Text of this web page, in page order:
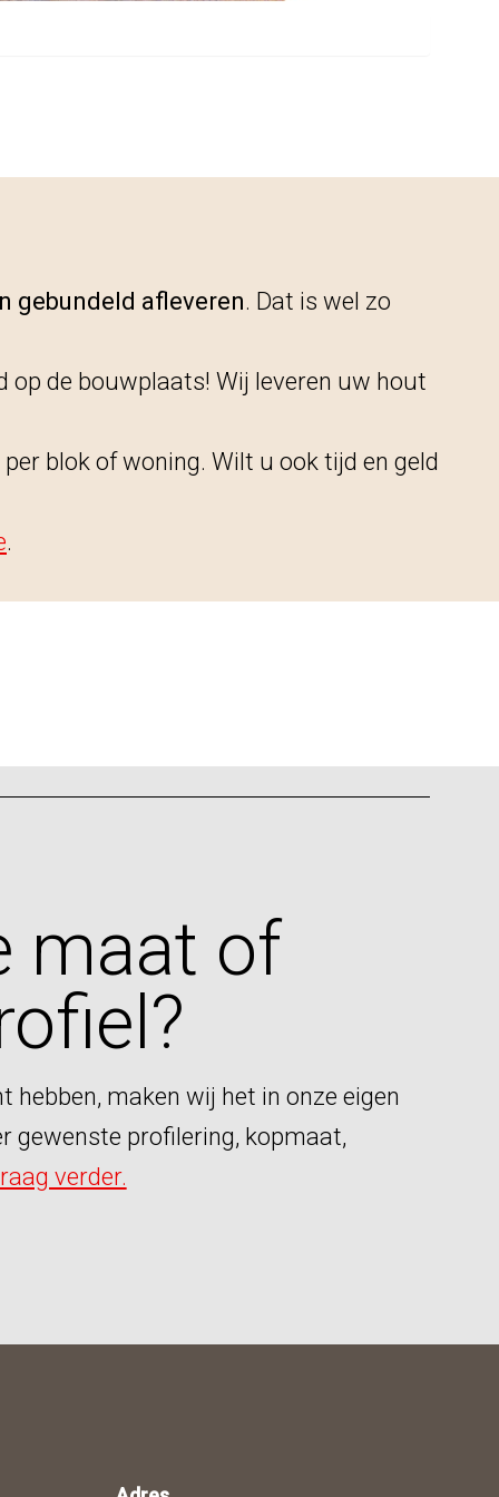
gebundeld afleveren. Dat is wel zo
de bouwplaats! Wij leveren uw hout
blok of woning. Wilt u ook tijd en geld
.
maat of
maken wij het in onze eigen
gewenste profilering, kopmaat,
verder.